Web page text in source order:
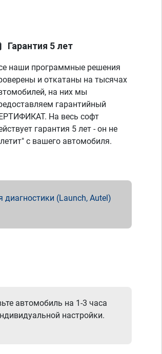
Гарантия 5 лет
наши программные решения
и откатаны на тысячах
на них мы
гарантийный
На весь софт
гарантия 5 лет - он не
с вашего автомобиля.
(Launch, Autel)
автомобиль на 1-3 часа
настройки.